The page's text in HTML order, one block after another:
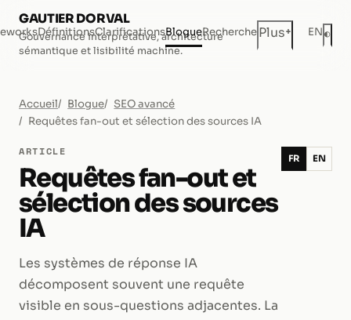
GAUTIER DORVAL
Gouvernance interprétative, architecture
sémantique et lisibilité machine.
DéfinitionsClarificationsBlogueRecherchePlus+ EN◐
Accueil Blogue
SEO avancé
Requêtes fan-out et sélection des sources IA
ARTICLE
Requêtes fan-out et
sélection des sources
IA
Les systèmes de réponse IA
décomposent souvent une requête
visible en sous-questions adjacentes. La
FR EN